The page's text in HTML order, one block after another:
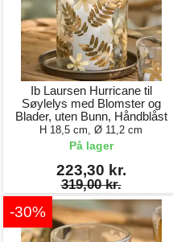
Ib Laursen Hurricane til
Søylelys med Blomster og
Blader, uten Bunn, Håndblåst
H 18,5 cm, Ø 11,2 cm
På lager
223,30 kr.
319,00 kr.
-30%